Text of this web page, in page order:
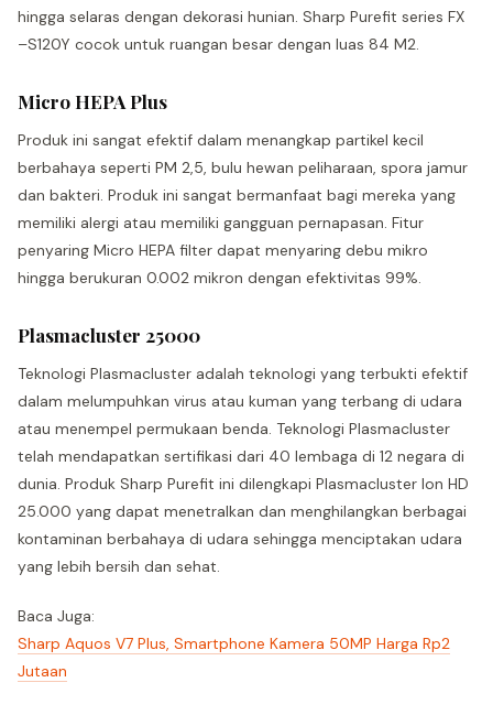
hingga selaras dengan dekorasi hunian. Sharp Purefit series FX
–S120Y cocok untuk ruangan besar dengan luas 84 M2.
Micro HEPA Plus
Produk ini sangat efektif dalam menangkap partikel kecil
berbahaya seperti PM 2,5, bulu hewan peliharaan, spora jamur
dan bakteri. Produk ini sangat bermanfaat bagi mereka yang
memiliki alergi atau memiliki gangguan pernapasan. Fitur
penyaring Micro HEPA filter dapat menyaring debu mikro
hingga berukuran 0.002 mikron dengan efektivitas 99%.
Plasmacluster 25000
Teknologi Plasmacluster adalah teknologi yang terbukti efektif
dalam melumpuhkan virus atau kuman yang terbang di udara
atau menempel permukaan benda. Teknologi Plasmacluster
telah mendapatkan sertifikasi dari 40 lembaga di 12 negara di
dunia. Produk Sharp Purefit ini dilengkapi Plasmacluster Ion HD
25.000 yang dapat menetralkan dan menghilangkan berbagai
kontaminan berbahaya di udara sehingga menciptakan udara
yang lebih bersih dan sehat.
Baca Juga:
Sharp Aquos V7 Plus, Smartphone Kamera 50MP Harga Rp2
Jutaan